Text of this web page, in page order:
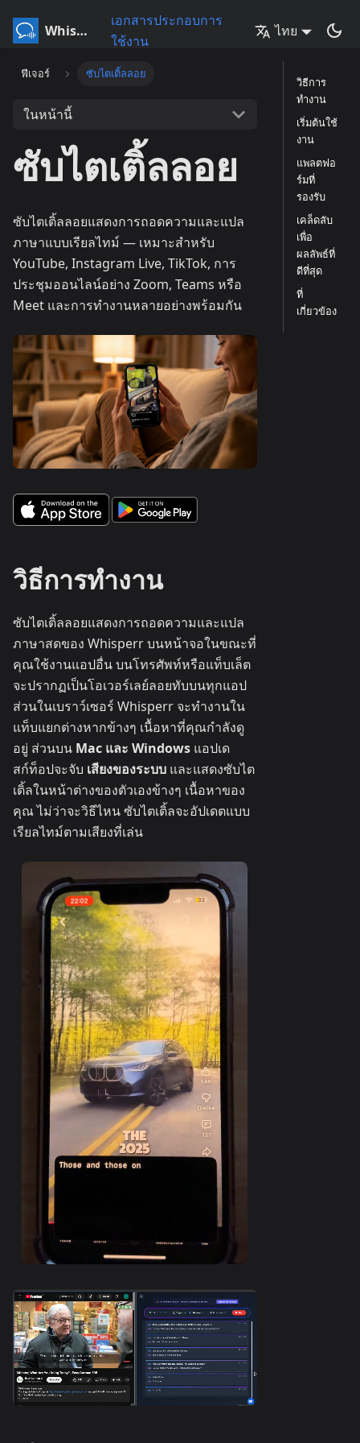
Whisperr
เอกสารประกอบการ
ใช้งาน
ไทย
ฟีเจอร์ ซับไตเติ้ลลอย
ในหน้านี้
ซับไตเติ้ลลอย
ซับไตเติ้ลลอยแสดงการถอดความและแปล
ภาษาแบบเรียลไทม์ — เหมาะสำหรับ
YouTube, Instagram Live, TikTok, การ
ประชุมออนไลน์อย่าง Zoom, Teams หรือ
Meet และการทำงานหลายอย่างพร้อมกัน
วิธีการทำงาน
ซับไตเติ้ลลอยแสดงการถอดความและแปล
ภาษาสดของ Whisperr บนหน้าจอในขณะที่
คุณใช้งานแอปอื่น บนโทรศัพท์หรือแท็บเล็ต
จะปรากฏเป็นโอเวอร์เลย์ลอยทับบนทุกแอป
ส่วนในเบราว์เซอร์ Whisperr จะทำงานใน
แท็บแยกต่างหากข้างๆ เนื้อหาที่คุณกำลังดู
อยู่ ส่วนบน Mac และ Windows แอปเด
สก์ท็อปจะจับ เสียงของระบบ และแสดงซับไต
เติ้ลในหน้าต่างของตัวเองข้างๆ เนื้อหาของ
คุณ ไม่ว่าจะวิธีไหน ซับไตเติ้ลจะอัปเดตแบบ
เรียลไทม์ตามเสียงที่เล่น
วิธีการ
ทำงาน
เริ่มต้นใช้
งาน
แพลตฟอ
ร์มที่
รองรับ
เคล็ดลับ
เพื่อ
ผลลัพธ์ที่
ดีที่สุด
ที่
เกี่ยวข้อง